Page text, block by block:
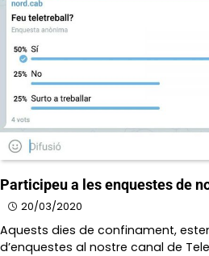
Participeu a les enquestes de
20/03/2020
Aquests dies de confinament,
d’enquestes al nostre canal de